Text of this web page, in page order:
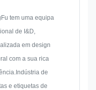
tem uma equipa
de I&D,
em design
com a sua rica
de
e etiquetas de